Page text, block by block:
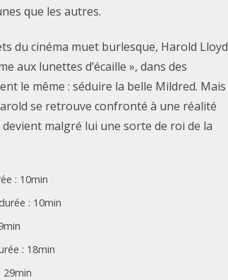
que les autres.
du cinéma muet burlesque, Harold Lloyd
aux lunettes d’écaille », dans des
le même : séduire la belle Mildred. Mais
se retrouve confronté à une réalité
malgré lui une sorte de roi de la
: 10min
: 10min
: 18min
29min